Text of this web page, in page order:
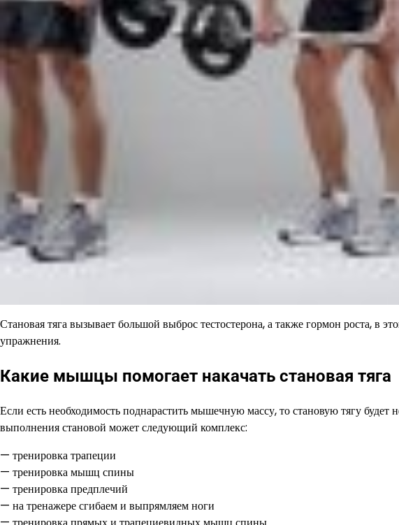
Становая тяга вызывает большой выброс тестостерона, а также гормон роста, в
упражнения.
Какие мышцы помогает накачать становая тяга
Если есть необходимость поднарастить мышечную массу, то становую тягу будет
выполнения становой может следующий комплекс:
— тренировка трапеции
— тренировка мышц спины
— тренировка предплечий
— на тренажере сгибаем и выпрямляем ноги